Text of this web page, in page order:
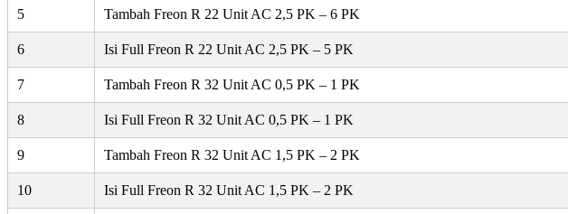
5 Tambah Freon R 22 Unit AC 2,5 PK – 6 PK
6 Isi Full Freon R 22 Unit AC 2,5 PK – 5 PK
7 Tambah Freon R 32 Unit AC 0,5 PK – 1 PK
8 Isi Full Freon R 32 Unit AC 0,5 PK – 1 PK
9 Tambah Freon R 32 Unit AC 1,5 PK – 2 PK
10 Isi Full Freon R 32 Unit AC 1,5 PK – 2 PK